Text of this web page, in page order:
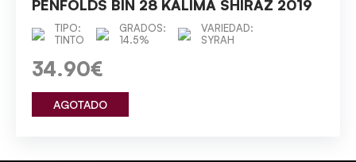
PENFOLDS BIN 28 KALIMA SHIRAZ 2019
TIPO:
TINTO
GRADOS:
14.5%
VARIEDAD:
SYRAH
34.90€
AGOTADO